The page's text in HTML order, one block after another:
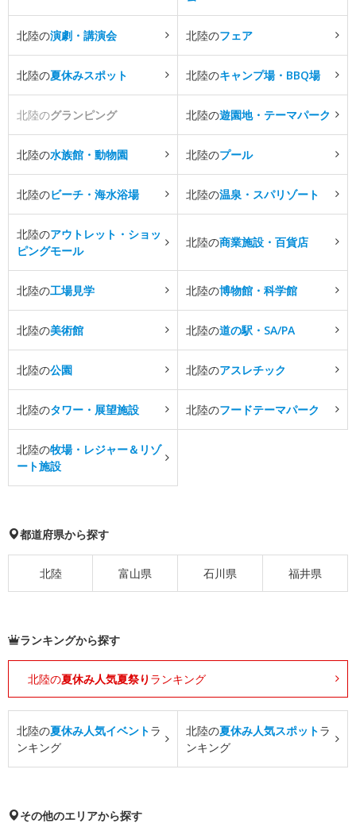
北陸の演劇・講演会 北陸のフェア
北陸の夏休みスポット 北陸のキャンプ場・BBQ場
北陸のグランピング 北陸の遊園地・テーマパーク
北陸の水族館・動物園 北陸のプール
北陸のビーチ・海水浴場 北陸の温泉・スパリゾート
北陸のアウトレット・ショッ
ピングモール
北陸の商業施設・百貨店
北陸の工場見学 北陸の博物館・科学館
北陸の美術館 北陸の道の駅・SA/PA
北陸の公園 北陸のアスレチック
北陸のタワー・展望施設 北陸のフードテーマパーク
北陸の牧場・レジャー＆リゾ
ート施設
都道府県から探す
北陸 富山県 石川県 福井県
ランキングから探す
北陸の夏休み人気夏祭り ランキング
北陸の夏休み人気イベントラ
ンキング
北陸の夏休み人気スポットラ
ンキング
その他のエリアから探す